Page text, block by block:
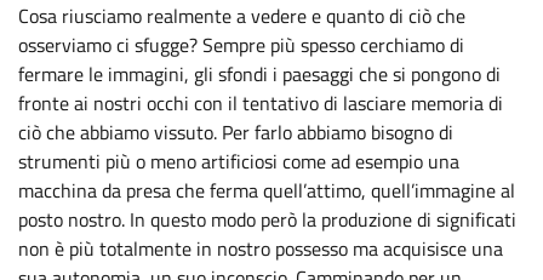
Cosa riusciamo realmente a vedere e quanto di ciò che
osserviamo ci sfugge? Sempre più spesso cerchiamo di
fermare le immagini, gli sfondi i paesaggi che si pongono di
fronte ai nostri occhi con il tentativo di lasciare memoria di
ciò che abbiamo vissuto. Per farlo abbiamo bisogno di
strumenti più o meno artificiosi come ad esempio una
macchina da presa che ferma quell’attimo, quell’immagine al
posto nostro. In questo modo però la produzione di significati
non è più totalmente in nostro possesso ma acquisisce una